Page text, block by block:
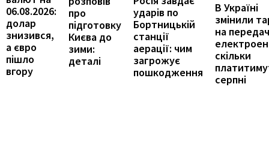
06.08.2026:
долар
знизився,
а євро
пішло
вгору
про
підготовку
Києва до
зими:
деталі
ударів по
Бортницькій
станції
аерації: чим
загрожує
пошкодження
В Україні
змінили
на
скільки
серпні